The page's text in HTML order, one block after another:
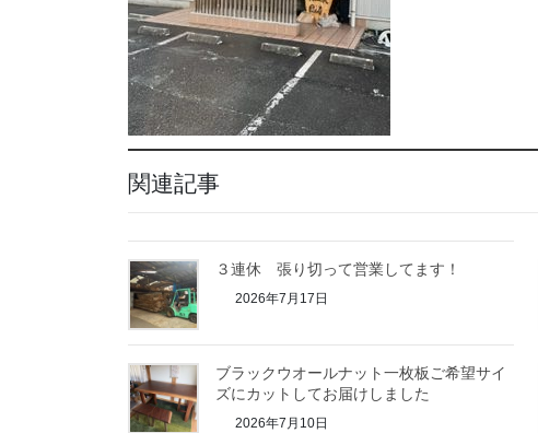
関連記事
３連休 張り切って営業してます！
2026年7月17日
ブラックウオールナット一枚板ご希望サイ
ズにカットしてお届けしました
2026年7月10日